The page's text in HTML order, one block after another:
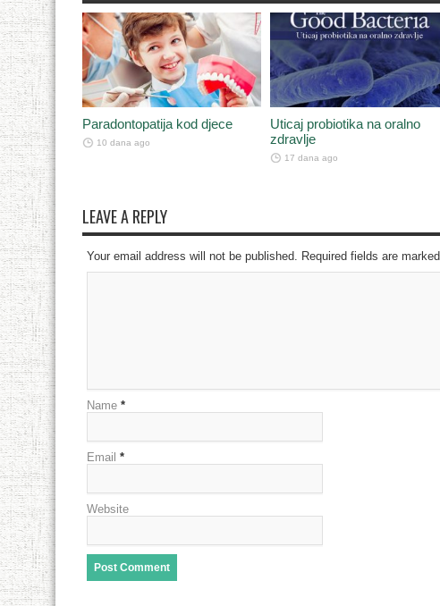
Paradontopatija kod djece
10 dana ago
Uticaj probiotika na oralno
zdravlje
17 dana ago
LEAVE A REPLY
Your email address will not be published. Required fields are marked
Name *
Email *
Website